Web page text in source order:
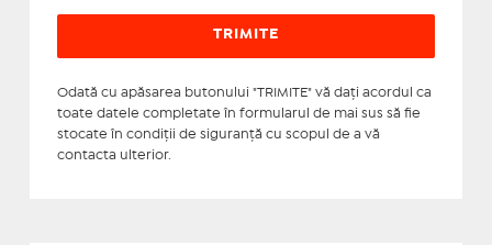
Odată cu apăsarea butonului "TRIMITE" vă daţi acordul ca
toate datele completate în formularul de mai sus să fie
stocate în condiţii de siguranţă cu scopul de a vă
contacta ulterior.